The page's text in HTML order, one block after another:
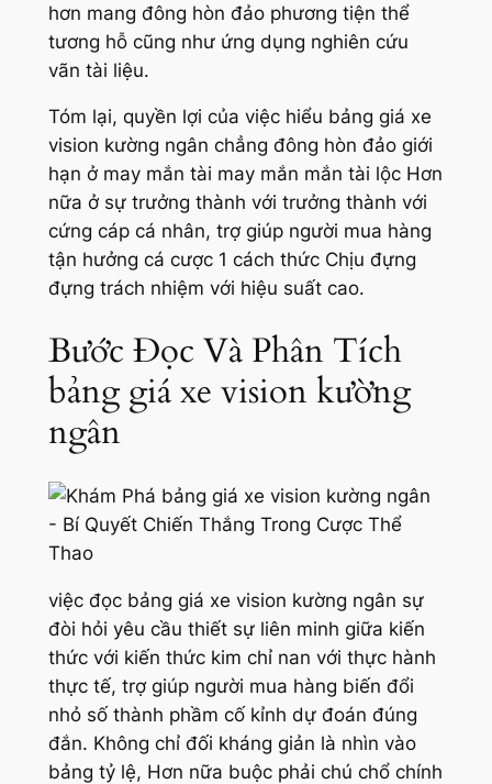
hơn mang đông hòn đảo phương tiện thể
tương hỗ cũng như ứng dụng nghiên cứu
vãn tài liệu.
Tóm lại, quyền lợi của việc hiểu bảng giá xe
vision kường ngân chẳng đông hòn đảo giới
hạn ở may mắn tài may mắn mắn tài lộc Hơn
nữa ở sự trưởng thành với trưởng thành với
cứng cáp cá nhân, trợ giúp người mua hàng
tận hưởng cá cược 1 cách thức Chịu đựng
đựng trách nhiệm với hiệu suất cao.
Bước Đọc Và Phân Tích
bảng giá xe vision kường
ngân
việc đọc bảng giá xe vision kường ngân sự
đòi hỏi yêu cầu thiết sự liên minh giữa kiến
thức với kiến thức kim chỉ nan với thực hành
thực tế, trợ giúp người mua hàng biến đổi
nhỏ số thành phầm cố kỉnh dự đoán đúng
đắn. Không chỉ đối kháng giản là nhìn vào
bảng tỷ lệ, Hơn nữa buộc phải chú chổ chính